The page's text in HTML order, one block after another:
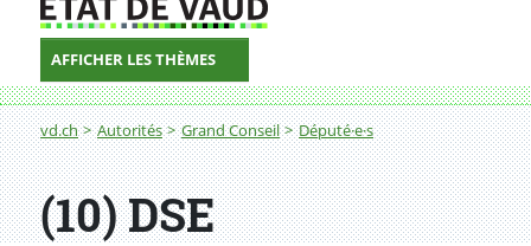
AFFICHER LES THÈMES
Fil d'Ariane
vd.ch Autorités Grand Conseil Député·e·s
(10) DSE